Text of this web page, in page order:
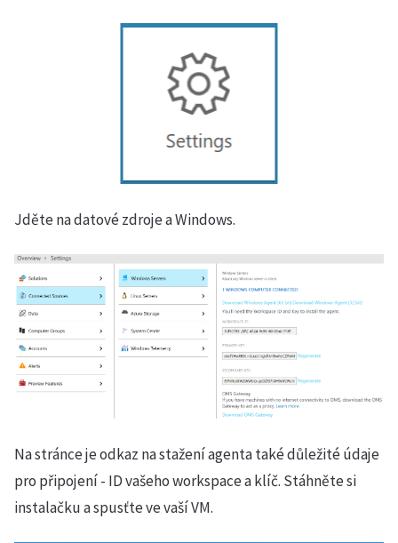
Jděte na datové zdroje a Windows.
Na stránce je odkaz na stažení agenta také důležité údaje
pro připojení - ID vašeho workspace a klíč. Stáhněte si
instalačku a spusťte ve vaší VM.